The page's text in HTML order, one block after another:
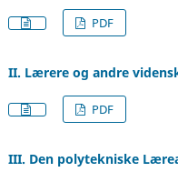
PDF
II. Lærere og andre
PDF
III. Den polytekniske